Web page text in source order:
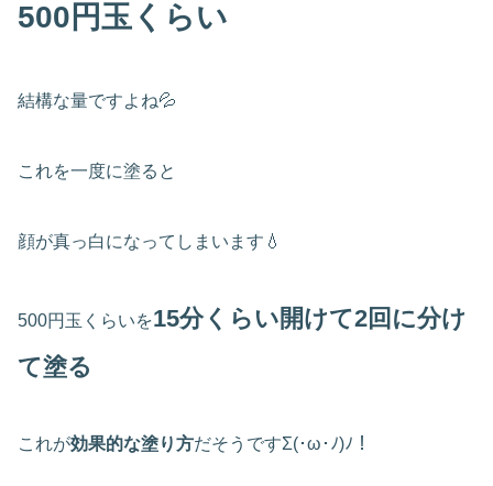
500円玉くらい
結構な量ですよね💦
これを一度に塗ると
顔が真っ白になってしまいます💧
500円玉くらいを15分くらい開けて2回に分け
て塗る
これが効果的な塗り方だそうですΣ(･ω･ﾉ)ﾉ！